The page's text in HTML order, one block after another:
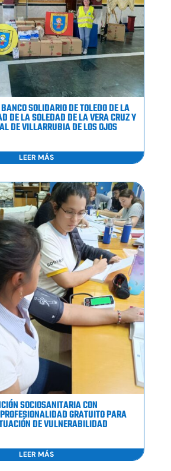
SOLIDARIO DE TOLEDO DE LA
DE LA SOLEDAD DE LA VERA CRUZ Y
DE VILLARRUBIA DE LOS OJOS
LEER MÁS
SOCIOSANITARIA CON
GRATUITO PARA
DE VULNERABILIDAD
LEER MÁS